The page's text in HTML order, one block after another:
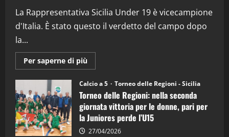
La Rappresentativa Sicilia Under 19 è vicecampione
d'Italia. È stato questo il verdetto del campo dopo
la...
Per saperne di più
informazioni
Torneo
delle
Regioni
di
calcio
a
5:
la
Calcio a 5 Torneo delle Regioni - Sicilia
Torneo delle Regioni: nella seconda
giornata vittoria per le donne, pari per
la Juniores perde l’U15
27/04/2026